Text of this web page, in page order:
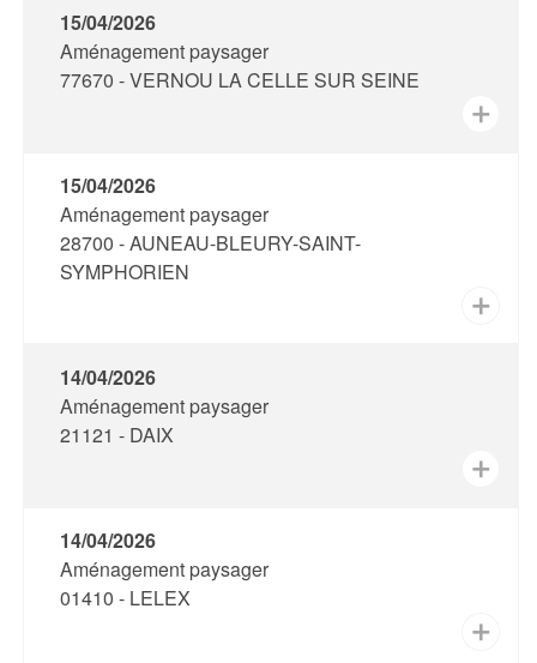
15/04/2026
Aménagement paysager
77670 - VERNOU LA CELLE SUR SEINE
✕
15/04/2026
Aménagement paysager
28700 - AUNEAU-BLEURY-SAINT-
SYMPHORIEN
✕
14/04/2026
Aménagement paysager
21121 - DAIX
✕
14/04/2026
Aménagement paysager
01410 - LELEX
✕